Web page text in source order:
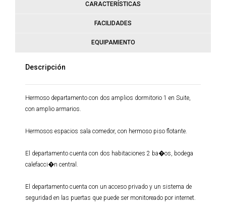
CARACTERÍSTICAS
FACILIDADES
EQUIPAMIENTO
Descripción
Hermoso departamento con dos amplios dormitorio 1 en Suite,
con amplio armarios.
Hermosos espacios sala comedor, con hermoso piso flotante.
El departamento cuenta con dos habitaciones 2 ba�os, bodega
calefacci�n central.
El departamento cuenta con un acceso privado y un sistema de
seguridad en las puertas que puede ser monitoreado por internet.